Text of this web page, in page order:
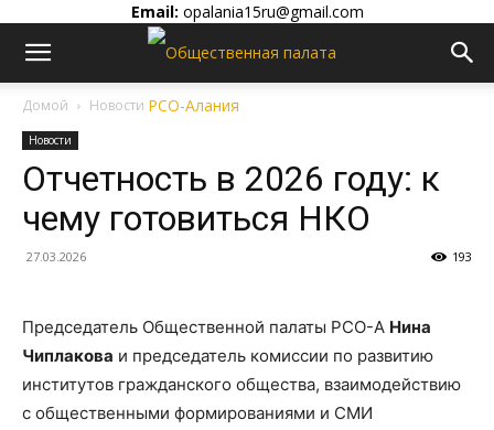
Email: opalania15ru@gmail.com
Домой Новости
Новости
Отчетность в 2026 году: к
чему готовиться НКО
27.03.2026 193
Председатель Общественной палаты РСО-А Нина
Чиплакова и председатель комиссии по развитию
институтов гражданского общества, взаимодействию
с общественными формированиями и СМИ